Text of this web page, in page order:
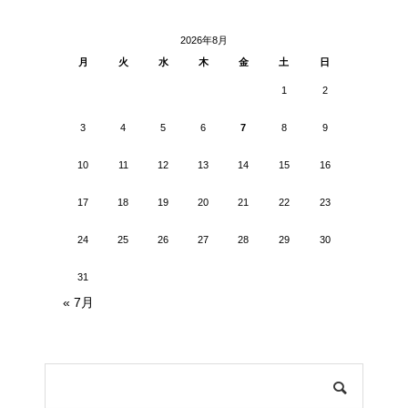
2026年8月
月
火 水 木 金 土 日
1 2
3 4 5 6 7 8 9
10 11 12 13 14 15 16
17 18 19 20 21 22 23
24 25 26 27 28 29 30
31
« 7月